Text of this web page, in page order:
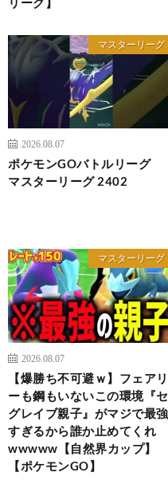
マスターリーグ
2026.08.07
ポケモンGOバトルリーグ
マスターリーグ 2402
マスターリーグ
2026.08.07
【爆勝ち不可避ｗ】フェアリ
ーも鋼もいないこの環境『セ
グレイブ親子』がマジで最強
すぎるから誰か止めてくれ
wwwww【自然界カップ】
【ポケモンGO】